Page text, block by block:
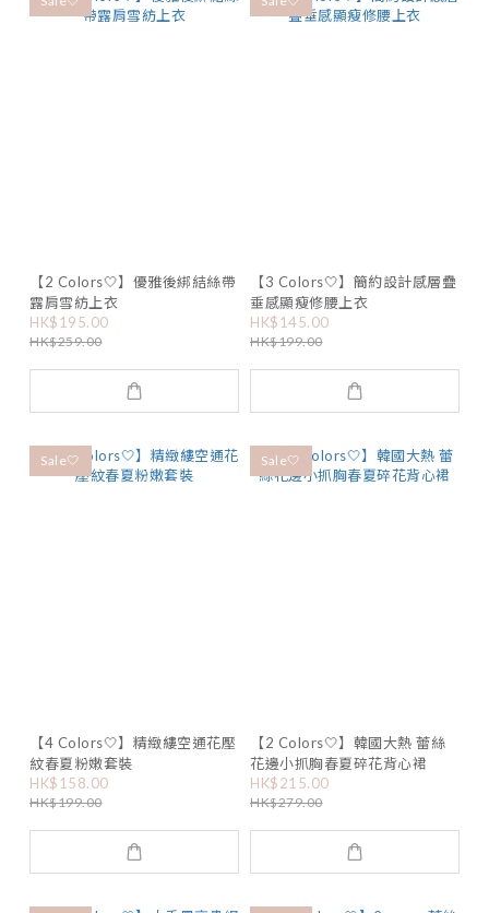
【2 Colors🤍】優雅後綁結絲帶
露肩雪紡上衣
HK$195.00
HK$259.00
【3 Colors🤍】簡約設計感層疊
垂感顯瘦修腰上衣
HK$145.00
HK$199.00
Sale🤍
【4 Colors🤍】精緻縷空通花壓
紋春夏粉嫩套裝
HK$158.00
HK$199.00
Sale🤍
【2 Colors🤍】韓國大熱 蕾絲
花邊小抓胸春夏碎花背心裙
HK$215.00
HK$279.00